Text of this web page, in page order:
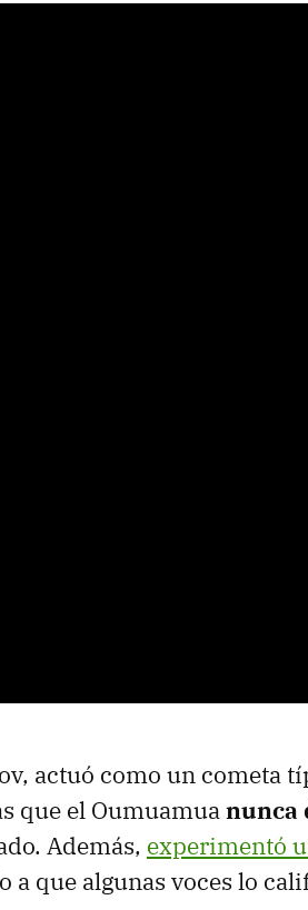
actuó como un cometa
que el Oumuamuanunca
Además, experimentó
a que algunas voces lo